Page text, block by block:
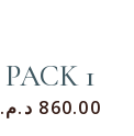
PACK 1
860.00 د.م.